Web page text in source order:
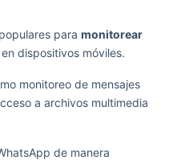
para monitorear
en dispositivos móviles.
monitoreo de mensajes
a archivos multimedia
de manera